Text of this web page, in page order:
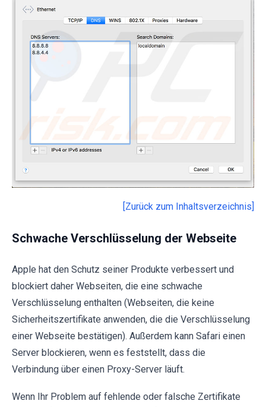
[Zurück zum Inhaltsverzeichnis]
Schwache Verschlüsselung der Webseite
Apple hat den Schutz seiner Produkte verbessert und
blockiert daher Webseiten, die eine schwache
Verschlüsselung enthalten (Webseiten, die keine
Sicherheitszertifikate anwenden, die die Verschlüsselung
einer Webseite bestätigen). Außerdem kann Safari einen
Server blockieren, wenn es feststellt, dass die
Verbindung über einen Proxy-Server läuft.
Wenn Ihr Problem auf fehlende oder falsche Zertifikate